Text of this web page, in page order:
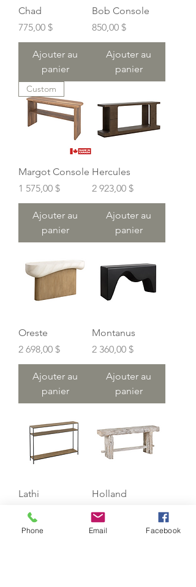
Chad
Prix
775,00 $
Ajouter au
panier
Bob Console
Prix
850,00 $
Ajouter au
panier
Custom
Margot Console
Prix
1 575,00 $
Ajouter au
panier
Hercules
Prix
2 923,00 $
Ajouter au
panier
Oreste
Prix
2 698,00 $
Ajouter au
panier
Montanus
Prix
2 360,00 $
Ajouter au
panier
Lathi
Prix
3 512,00 $
Ajouter au
Holland
Prix
3 698,00 $
Ajouter au
Phone Email Facebook